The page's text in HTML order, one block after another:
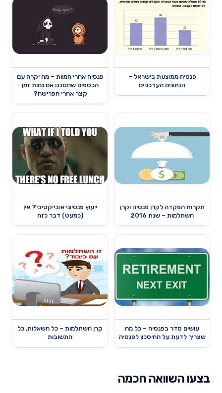
פנסיה ממוצעת בישראל –
הנתונים העדכניים
פנסיה אחרי המוות – מה יקרה עם
הכספים שחסכנו אם נמות זמן
קצר אחרי הפרישה?
תקרות הפקדה לקרן פנסיה וקרן
השתלמות – שנת 2016
ייעוץ פנסיוני אובייקטיבי? אין
(כמעט) דבר כזה
עושים סדר בפנסיה – כל מה
שצריך לדעת על החיסכון לפנסיה
קרן השתלמות – כל השאלות, כל
התשובות
בצעו השוואה חכמה